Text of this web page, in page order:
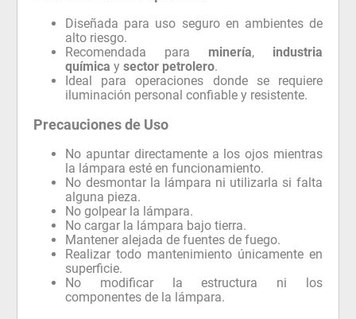
Diseñada para uso seguro en ambientes de
alto riesgo.
Recomendada para minería, industria
química ysector petrolero.
Ideal para operaciones donde se requiere
iluminación personal confiable y resistente.
Precauciones de Uso
No apuntar directamente a los ojos mientras
la lámpara esté en funcionamiento.
No desmontar la lámpara ni utilizarla si falta
alguna pieza.
No golpear la lámpara.
No cargar la lámpara bajo tierra.
Mantener alejada de fuentes de fuego.
Realizar todo mantenimiento únicamente en
superficie.
No modificar la estructura ni los
componentes de la lámpara.